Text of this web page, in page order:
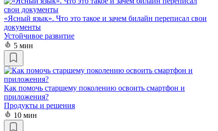
«Ясный язык». Что это такое и зачем билайн переписал свои
документы
Устойчивое развитие
5 мин
Как помочь старшему поколению освоить смартфон и
приложения?
Продукты и решения
10 мин